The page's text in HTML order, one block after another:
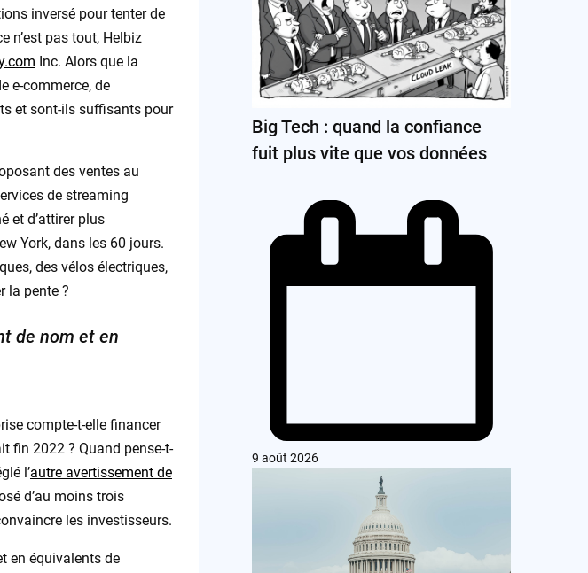
inversé pour tenter de
n’est pas tout, Helbiz
Inc. Alors que la
e-commerce, de
et sont-ils suffisants pour
des ventes au
de streaming
et d’attirer plus
York, dans les 60 jours.
des vélos électriques,
la pente ?
de nom et en
compte-t-elle financer
fin 2022 ? Quand pense-t-
l’autre avertissement de
d’au moins trois
les investisseurs.
en équivalents de
Big Tech : quand la confiance
fuit plus vite que vos données
9 août 2026